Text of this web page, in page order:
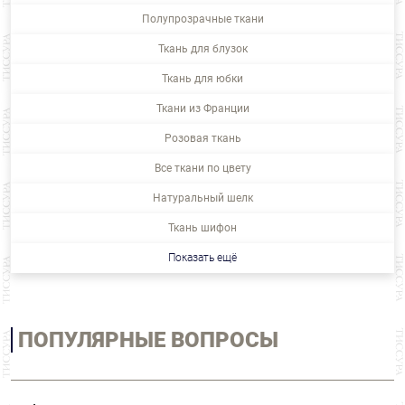
Полупрозрачные ткани
Ткань для блузок
Ткань для юбки
Ткани из Франции
Розовая ткань
Все ткани по цвету
Натуральный шелк
Ткань шифон
Показать ещё
ПОПУЛЯРНЫЕ ВОПРОСЫ